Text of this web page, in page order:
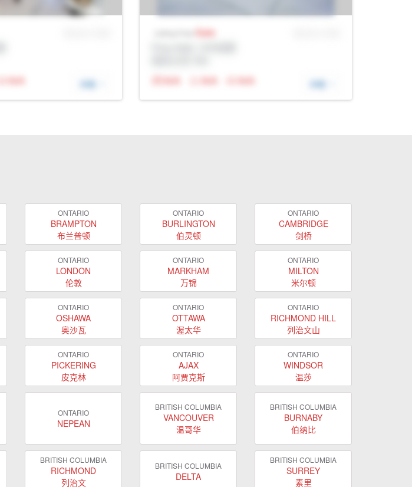
N/A 详细
Sale
N/A
N/A N/A 详细
ONTARIO
BRAMPTON
布兰普顿
ONTARIO
BURLINGTON
伯灵顿
ONTARIO
CAMBRIDGE
剑桥
ONTARIO
LONDON
伦敦
ONTARIO
MARKHAM
万锦
ONTARIO
MILTON
米尔顿
ONTARIO
OSHAWA
奥沙瓦
ONTARIO
OTTAWA
渥太华
ONTARIO
RICHMOND HILL
列治文山
ONTARIO
PICKERING
皮克林
ONTARIO
AJAX
阿贾克斯
ONTARIO
WINDSOR
温莎
ONTARIO
NEPEAN
BRITISH COLUMBIA
VANCOUVER
温哥华
BRITISH COLUMBIA
BURNABY
伯纳比
BRITISH COLUMBIA
RICHMOND
列治文
BRITISH COLUMBIA
DELTA
BRITISH COLUMBIA
SURREY
素里